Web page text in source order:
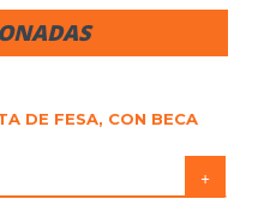
DE FESA, CON BECA
+